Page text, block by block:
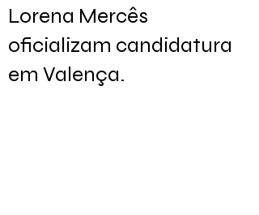
Lorena Mercês
oficializam candidatura
em Valença.